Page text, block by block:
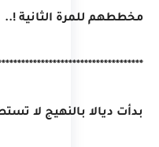
مخططهم للمرة الثانية !..
بدأت ديالا بالنهيج لا